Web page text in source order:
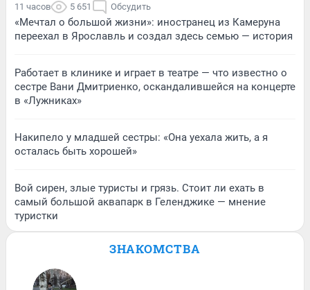
11 часов 5 651 Обсудить
«Мечтал о большой жизни»: иностранец из Камеруна
переехал в Ярославль и создал здесь семью — история
Работает в клинике и играет в театре — что известно о
сестре Вани Дмитриенко, оскандалившейся на концерте
в «Лужниках»
Накипело у младшей сестры: «Она уехала жить, а я
осталась быть хорошей»
Вой сирен, злые туристы и грязь. Стоит ли ехать в
самый большой аквапарк в Геленджике — мнение
туристки
ЗНАКОМСТВА